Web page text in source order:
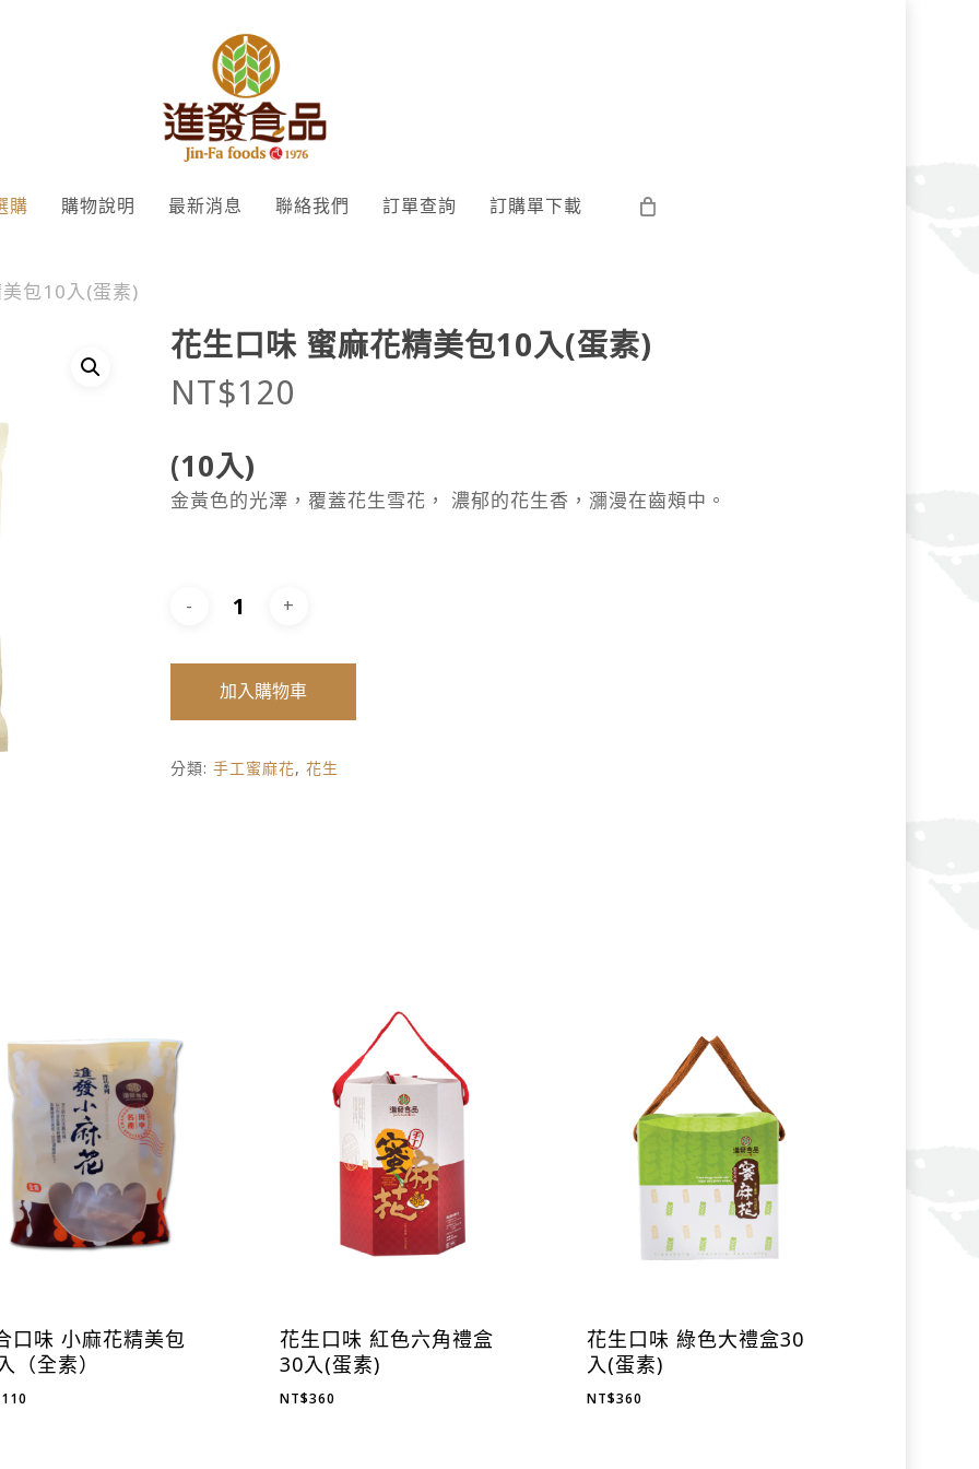
購 購物說明 最新消息 聯絡我們 訂單查詢 訂購單下載
包10入(蛋素)
花生口味 蜜麻花精美包10入(蛋素)
NT$120
(10入)
金黃色的光澤，覆蓋花生雪花， 濃郁的花生香，瀰漫在齒頰中。
加入購物車
分類: 手工蜜麻花, 花生
口味 小麻花精美包
（全素）
110
花生口味 紅色六角禮盒
30入(蛋素)
NT$360
花生口味 綠色大禮盒30
入(蛋素)
NT$360